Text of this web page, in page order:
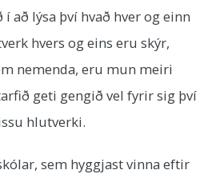
að lýsa því hvað hver og einn
hvers og eins eru skýr,
nemenda, eru mun meiri
geti gengið vel fyrir sig því
hlutverki.
sem hyggjast vinna eftir